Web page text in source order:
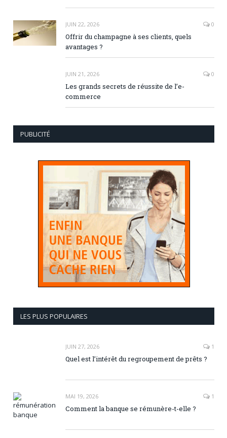
JUIN 22, 2026 0
Offrir du champagne à ses clients, quels
avantages ?
JUIN 21, 2026 0
Les grands secrets de réussite de l’e-
commerce
PUBLICITÉ
LES PLUS POPULAIRES
JUIN 27, 2026 1
Quel est l’intérêt du regroupement de prêts ?
MAI 19, 2026 1
Comment la banque se rémunère-t-elle ?